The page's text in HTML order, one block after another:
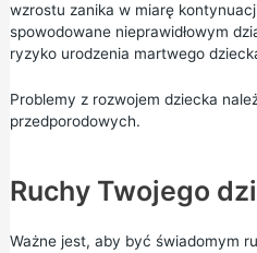
wzrostu zanika w miarę
spowodowane nieprawidłowym
ryzyko urodzenia martwego
Problemy z rozwojem dziecka
przedporodowych.
Ruchy Twojego
Ważne jest, aby być świadomym